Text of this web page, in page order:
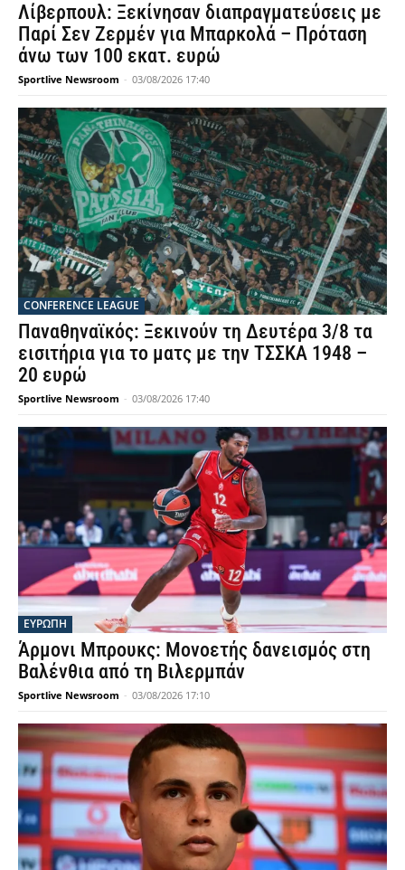
Λίβερπουλ: Ξεκίνησαν διαπραγματεύσεις με
Παρί Σεν Ζερμέν για Μπαρκολά – Πρόταση
άνω των 100 εκατ. ευρώ
Sportlive Newsroom - 03/08/2026 17:40
CONFERENCE LEAGUE
Παναθηναϊκός: Ξεκινούν τη Δευτέρα 3/8 τα
εισιτήρια για το ματς με την ΤΣΣΚΑ 1948 –
20 ευρώ
Sportlive Newsroom - 03/08/2026 17:40
ΕΥΡΩΠΗ
Άρμονι Μπρουκς: Μονοετής δανεισμός στη
Βαλένθια από τη Βιλερμπάν
Sportlive Newsroom - 03/08/2026 17:10